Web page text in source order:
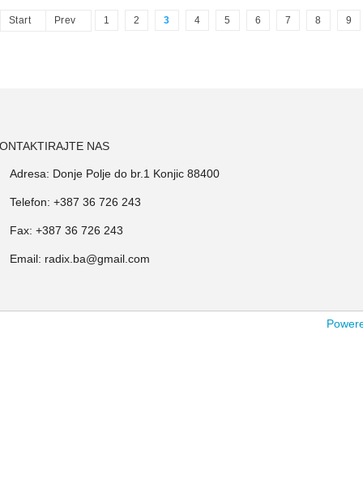
Start Prev 1 2 3 4 5 6 7 8 9
NAS
Adresa: Donje Polje do br.1 Konjic 88400
Telefon: +387 36 726 243
Fax: +387 36 726 243
Email: radix.ba@gmail.com